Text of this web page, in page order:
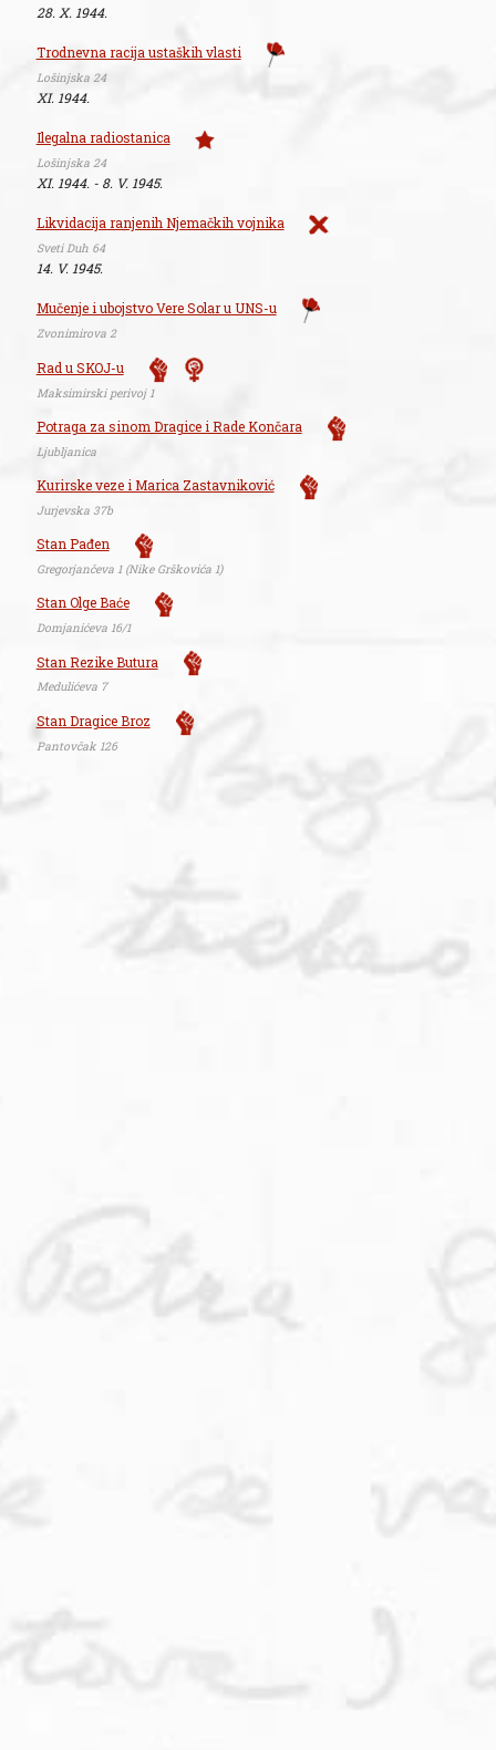
28. X. 1944.
Trodnevna racija ustaških vlasti
Lošinjska 24
XI. 1944.
Ilegalna radiostanica
Lošinjska 24
XI. 1944. - 8. V. 1945.
Likvidacija ranjenih Njemačkih vojnika
Sveti Duh 64
14. V. 1945.
Mučenje i ubojstvo Vere Solar u UNS-u
Zvonimirova 2
Rad u SKOJ-u
Maksimirski perivoj 1
Potraga za sinom Dragice i Rade Končara
Ljubljanica
Kurirske veze i Marica Zastavniković
Jurjevska 37b
Stan Pađen
Gregorjančeva 1 (Nike Grškovića 1)
Stan Olge Baće
Domjanićeva 16/1
Stan Rezike Butura
Medulićeva 7
Stan Dragice Broz
Pantovčak 126